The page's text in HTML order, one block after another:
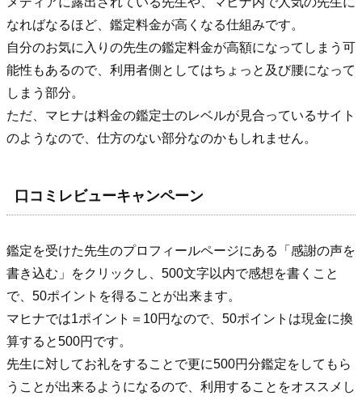
なればなるほど、鑑定料金が高くなる仕組みです。
自分のお気に入りの先生の鑑定料金が高額になってしまう可
能性もあるので、利用者側としてはちょっと及び腰になって
しまう部分。
ただ、マヒナは料金の鑑定士のレベルが見合っているサイト
のようなので、仕方のない部分なのかもしれません。
口コミレビューキャンペーン
鑑定を受けた先生のプロフィールページにある「感謝の声を
書き込む」をクリックし、500文字以内で感想を書くこと
で、50ポイントを得ることが出来ます。
マヒナでは1ポイント＝10円なので、50ポイントは現金に換
算すると500円です。
先生に対してお礼をすることで更に500円分鑑定をしてもら
うことが出来るようになるので、利用することをオススメし